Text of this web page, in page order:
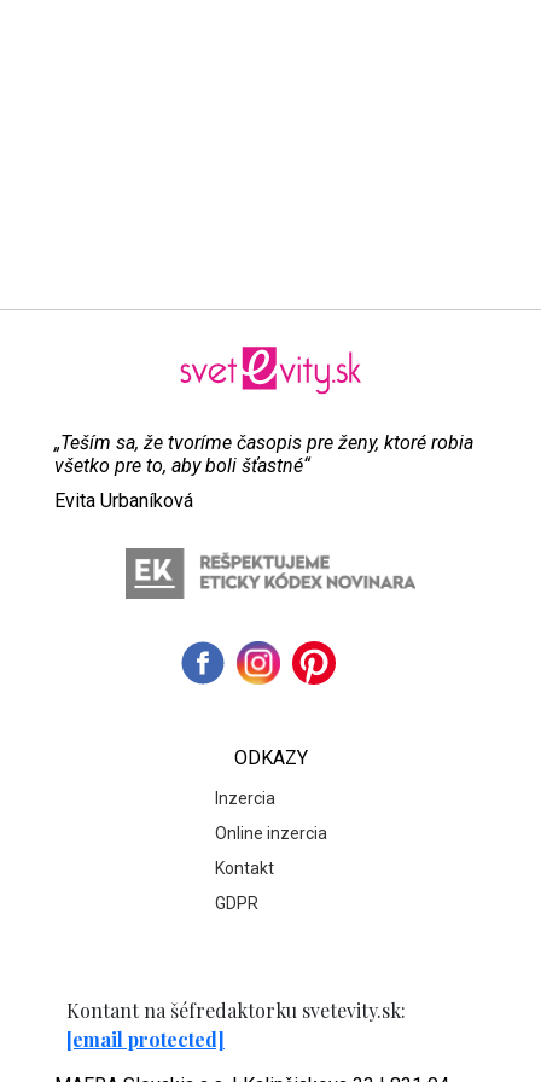
„Teším sa, že tvoríme časopis pre ženy, ktoré robia
všetko pre to, aby boli šťastné“
Evita Urbaníková
ODKAZY
Inzercia
Online inzercia
Kontakt
GDPR
Kontant na šéfredaktorku svetevity.sk:
[email protected]